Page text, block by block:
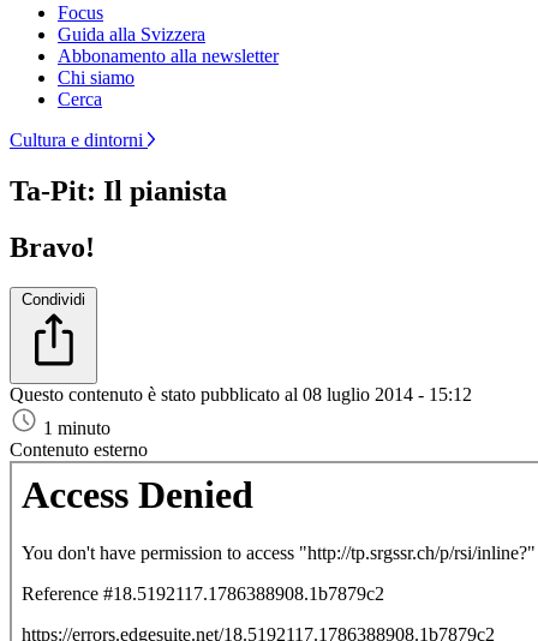
Focus
Guida alla Svizzera
Abbonamento alla newsletter
Chi siamo
Cerca
Cultura e dintorni
Ta-Pit: Il pianista
Bravo!
Condividi
Questo contenuto è stato pubblicato al 08 luglio 2014 - 15:12
1 minuto
Contenuto esterno